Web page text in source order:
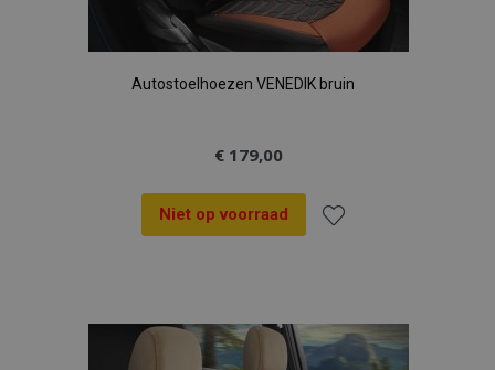
Autostoelhoezen VENEDIK bruin
€ 179,00
Niet op voorraad
aan